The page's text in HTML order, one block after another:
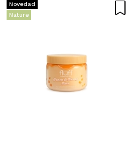
Novedad
Nature